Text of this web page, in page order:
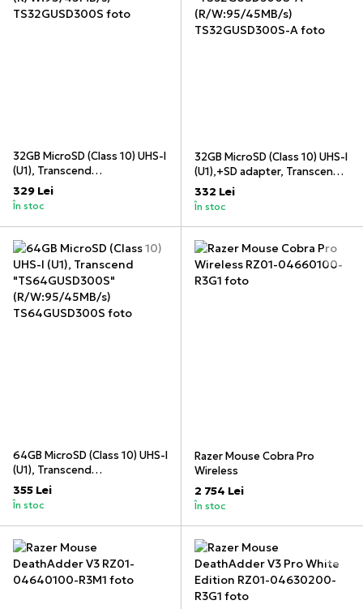
32GB MicroSD (Class 10) UHS-I
(U1), Transcend
"TS32GUSD300S"
(R/W:95/45MB/s)
329 Lei
În stoc
32GB MicroSD (Class 10) UHS-I
(U1),+SD adapter, Transcend
"TS32GUSD300S-A"
(R/W:95/45MB/s)
332 Lei
În stoc
64GB MicroSD (Class 10) UHS-I
(U1), Transcend
"TS64GUSD300S"
(R/W:95/45MB/s)
355 Lei
În stoc
Razer Mouse Cobra Pro
Wireless
2 754 Lei
În stoc